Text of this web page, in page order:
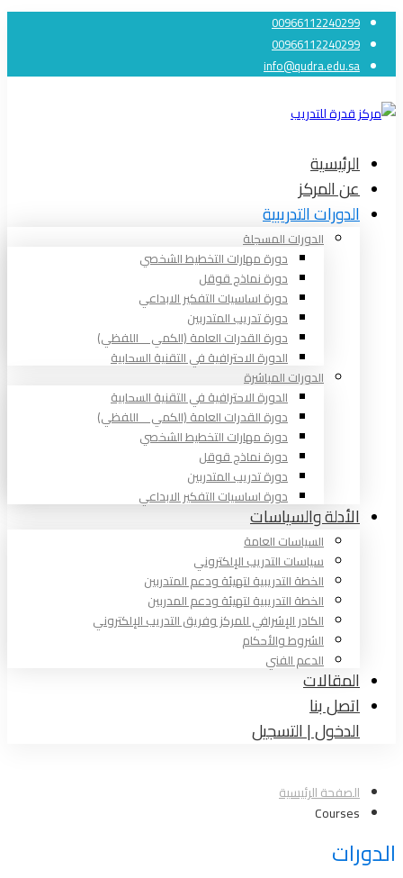
00966112240299
00966112240299
info@qudra.edu.sa
الرئيسية
عن المركز
الدورات التدريبية
الدورات المسجلة
دورة مهارات التخطيط الشخصي
دورة نماذج قوقل
دورة اساسيات التفكير الابداعي
دورة تدريب المتدربين
دورة القدرات العامة (الكمي _ اللفظي)
الدورة الاحترافية في التقنية السحابية
الدورات المباشرة
الدورة الاحترافية في التقنية السحابية
دورة القدرات العامة (الكمي _ اللفظي)
دورة مهارات التخطيط الشخصي
دورة نماذج قوقل
دورة تدريب المتدربين
دورة اساسيات التفكير الابداعي
الأدلة والسياسات
السياسات العامة
سياسات التدريب الإلكتروني
الخطة التدريبية لتهيئة ودعم المتدربين
الخطة التدريبية لتهيئة ودعم المدربين
الكادر الإشرافي للمركز وفريق التدريب الإلكتروني
الشروط والأحكام
الدعم الفني
المقالات
اتصل بنا
الدخول | التسجيل
الصفحة الرئيسية
Courses
الدورات